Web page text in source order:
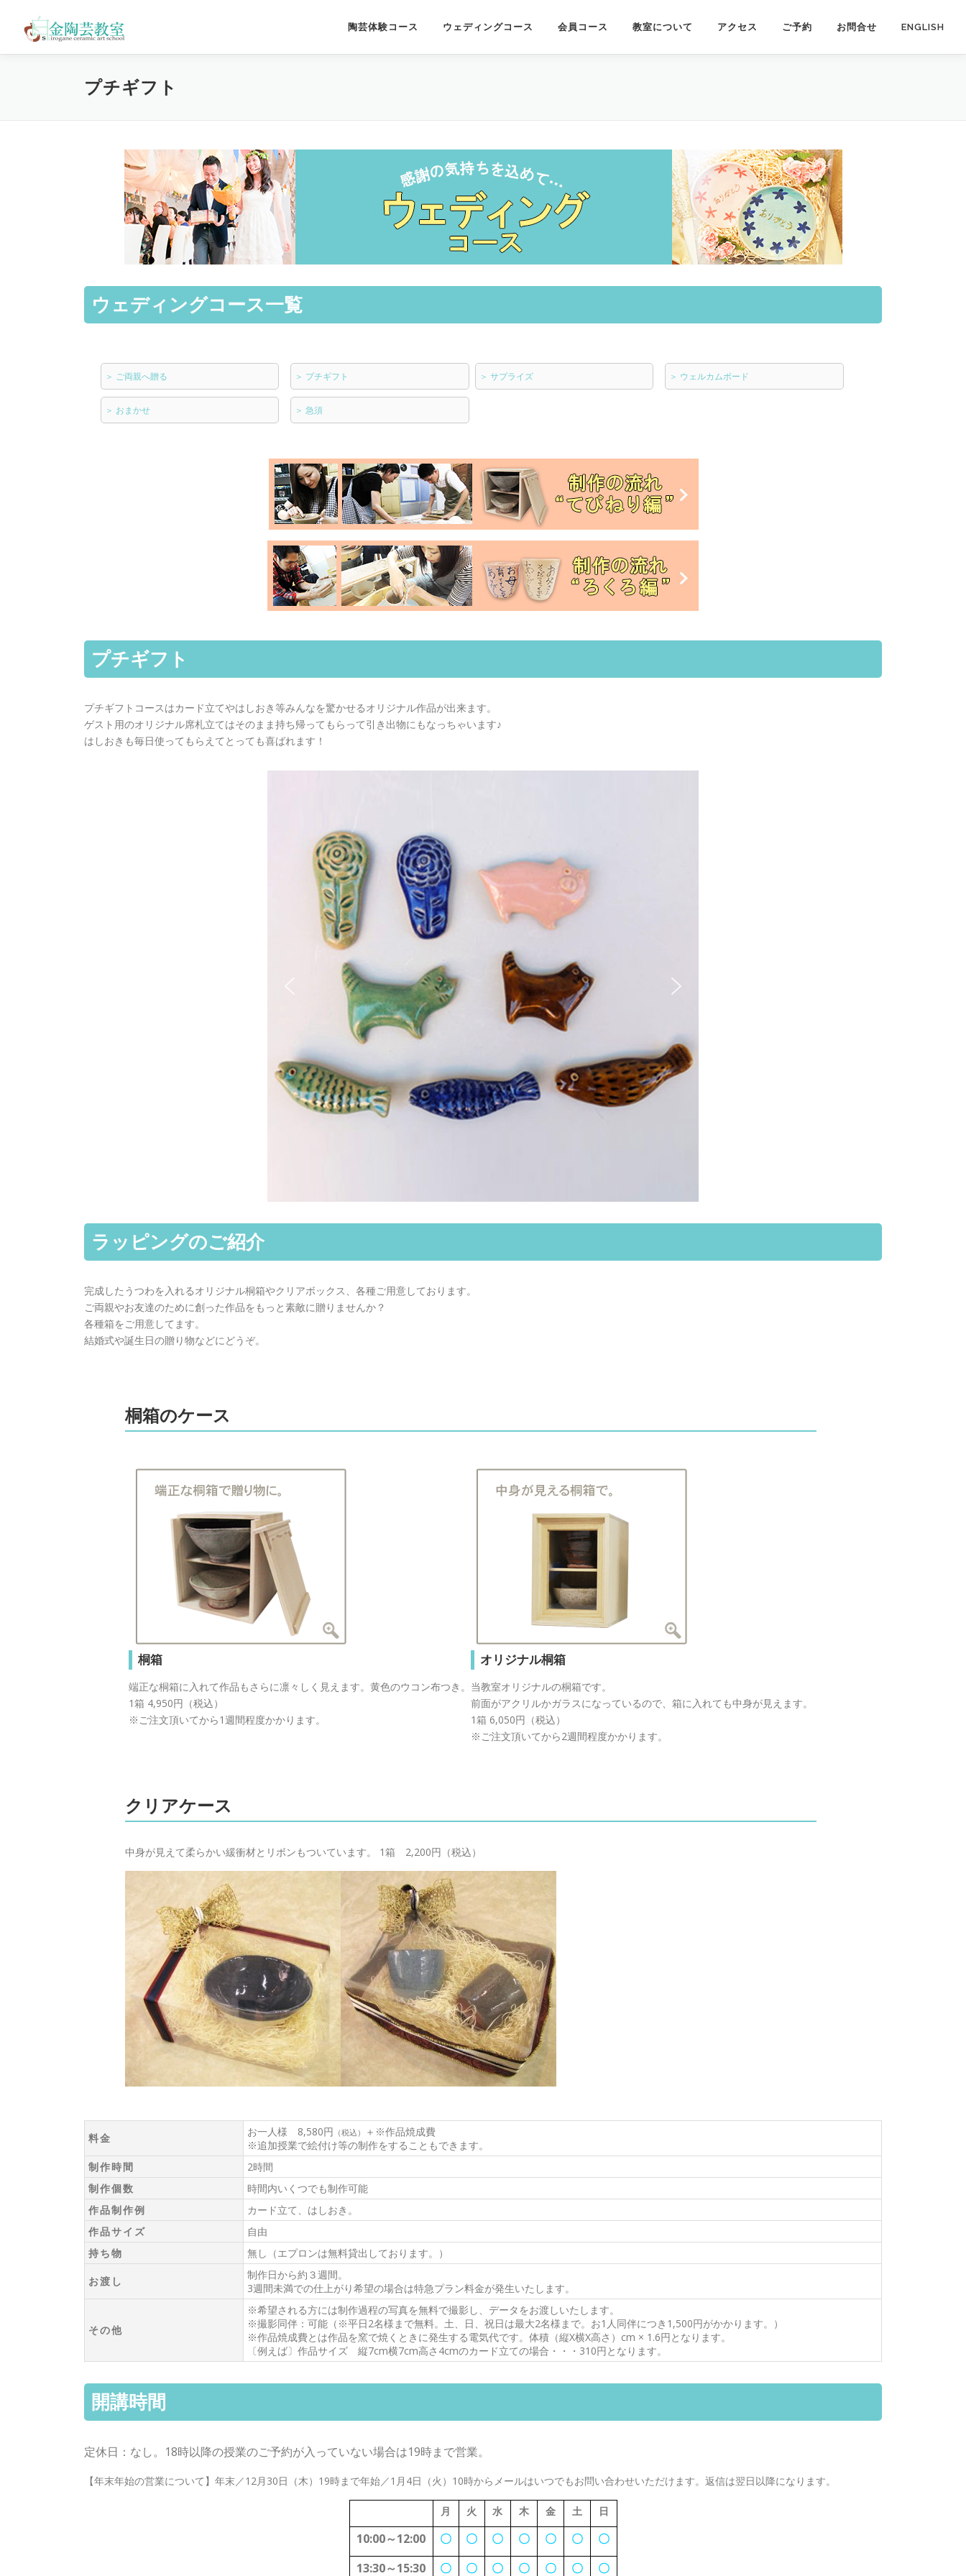
ン
陶芸体験コース ウェディングコース 会員コース 教室について アクセス ご予約 お問合せ ENGLISH
プチギフト
ウェディングコース一覧
＞ ご両親へ贈る ＞ プチギフト ＞ サプライズ ＞ ウェルカムボード
＞ おまかせ ＞急須
プチギフト
プチギフトコースはカード立てやはしおき等みんなを驚かせるオリジナル作品が出来ます。
ゲスト用のオリジナル席札立てはそのまま持ち帰ってもらって引き出物にもなっちゃいます♪
はしおきも毎日使ってもらえてとっても喜ばれます！
ラッピングのご紹介
完成したうつわを入れるオリジナル桐箱やクリアボックス、各種ご用意しております。
ご両親やお友達のために創った作品をもっと素敵に贈りませんか？
各種箱をご用意してます。
結婚式や誕生日の贈り物などにどうぞ。
桐箱のケース
桐箱
端正な桐箱に入れて作品もさらに凛々しく見えます。黄色のウコン布つき。
1箱 4,950円（税込）
※ご注文頂いてから1週間程度かかります。
オリジナル桐箱
当教室オリジナルの桐箱です。
前面がアクリルかガラスになっているので、箱に入れても中身が見えます。
1箱 6,050円（税込）
※ご注文頂いてから2週間程度かかります。
クリアケース
中身が見えて柔らかい緩衝材とリボンもついています。 1箱 2,200円（税込）
料金 お一人様 8,580円 （税込）
＋※作品焼成費
※追加授業で絵付け等の制作をすることもできます。
制作時間
2時間
制作個数
時間内いくつでも制作可能
作品制作例
カード立て、はしおき。
作品サイズ
自由
持ち物
無し（エプロンは無料貸出しております。）
お渡し
制作日から約３週間。
3週間未満での仕上がり希望の場合は特急プラン料金が発生いたします。
その他
※希望される方には制作過程の写真を無料で撮影し、データをお渡しいたします。
※撮影同伴：可能（※平日2名様まで無料。土、日、祝日は最大2名様まで。お1人同伴につき1,500円がかかります。）
※作品焼成費とは作品を窯で焼くときに発生する電気代です。体積（縦X横X高さ）cm × 1.6円となります。
〔例えば〕作品サイズ 縦7cm横7cm高さ4cmのカード立ての場合・・・310円となります。
開講時間
定休日：なし。18時以降の授業のご予約が入っていない場合は19時まで営業。
【年末年始の営業について】年末／12月30日（木）19時まで年始／1月4日（火）10時からメールはいつでもお問い合わせいただけます。返信は翌日以降になります。
月 火 水 木 金 土 日
10:00～12:00 〇 〇 〇 〇 〇 〇
〇
13:30～15:30
〇 〇 〇 〇 〇 〇 〇